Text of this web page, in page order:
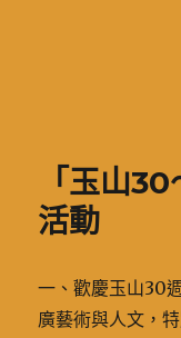
「玉山
活動
一、歡慶玉山30
廣藝術與人文，